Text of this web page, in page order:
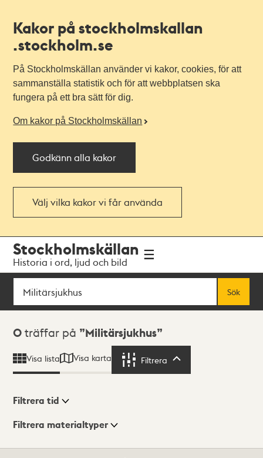
Kakor på stockholmskallan
.stockholm.se
På Stockholmskällan använder vi kakor, cookies, för att
sammanställa statistik och för att webbplatsen ska
fungera på ett bra sätt för dig.
Om kakor på Stockholmskällan
Godkänn alla kakor
Välj vilka kakor vi får använda
navigationen
huvudinnehållet
Stockholmskällan
Historia i ord, ljud och bild
Sök
Sök
Sökresultat
0 träffar på Militärsjukhus
Visa lista Visa karta Filtrera
Visningsläge
Filtrera tid
Filtrera materialtyper